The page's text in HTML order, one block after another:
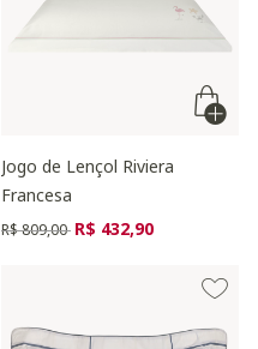
Jogo de Lençol Riviera
Francesa
Preço reduzido de
R$ 809,00 para
R$ 432,90